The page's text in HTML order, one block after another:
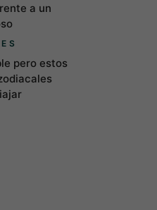
a un
pero estos